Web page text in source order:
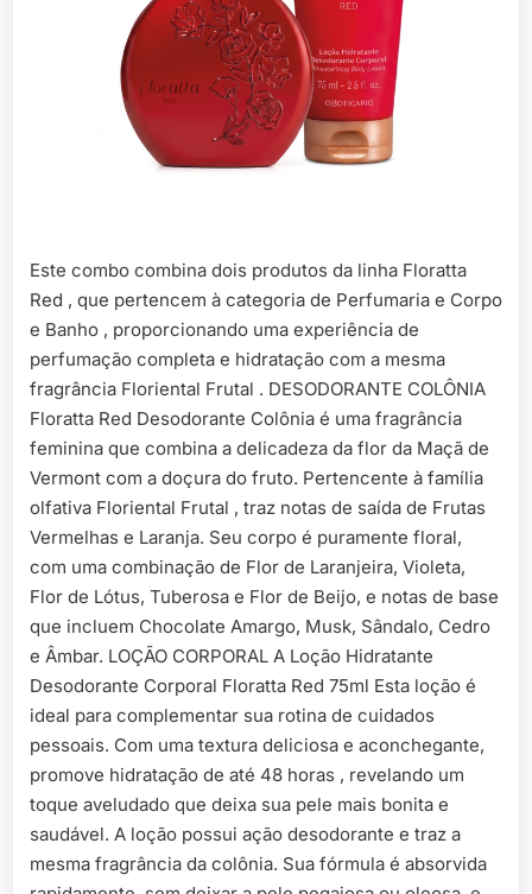
Este combo combina dois produtos da linha Floratta
Red , que pertencem à categoria de Perfumaria e Corpo
e Banho , proporcionando uma experiência de
perfumação completa e hidratação com a mesma
fragrância Floriental Frutal . DESODORANTE COLÔNIA
Floratta Red Desodorante Colônia é uma fragrância
feminina que combina a delicadeza da flor da Maçã de
Vermont com a doçura do fruto. Pertencente à família
olfativa Floriental Frutal , traz notas de saída de Frutas
Vermelhas e Laranja. Seu corpo é puramente floral,
com uma combinação de Flor de Laranjeira, Violeta,
Flor de Lótus, Tuberosa e Flor de Beijo, e notas de base
que incluem Chocolate Amargo, Musk, Sândalo, Cedro
e Âmbar. LOÇÃO CORPORAL A Loção Hidratante
Desodorante Corporal Floratta Red 75ml Esta loção é
ideal para complementar sua rotina de cuidados
pessoais. Com uma textura deliciosa e aconchegante,
promove hidratação de até 48 horas , revelando um
toque aveludado que deixa sua pele mais bonita e
saudável. A loção possui ação desodorante e traz a
mesma fragrância da colônia. Sua fórmula é absorvida